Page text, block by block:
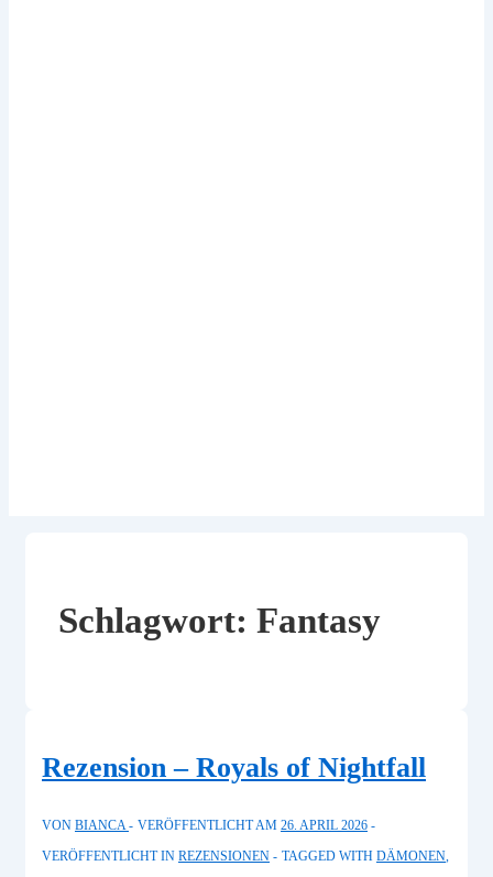
Schlagwort: Fantasy
Rezension – Royals of Nightfall
VON BIANCA VERÖFFENTLICHT AM 26. APRIL 2026
VERÖFFENTLICHT IN REZENSIONEN TAGGED WITH DÄMONEN,